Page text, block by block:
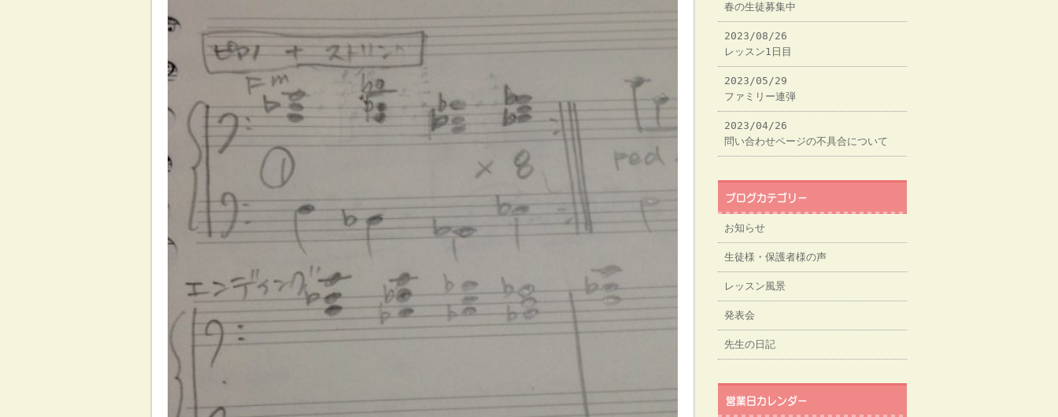
春の生徒募集中
2023/08/26
レッスン1日目
2023/05/29
ファミリー連弾
2023/04/26
問い合わせページの不具合について
ブログカテゴリー
お知らせ
生徒様・保護者様の声
レッスン風景
発表会
先生の日記
営業日カレンダー